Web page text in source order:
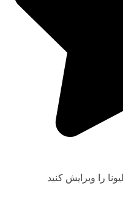
را ویرایش کنید